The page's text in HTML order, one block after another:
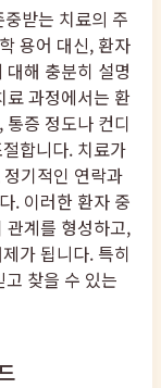
받는 치료의 주
용어 대신, 환자
해 충분히 설명
료 과정에서는 환
증 정도나 컨디
합니다. 치료가
기적인 연락과
. 이러한 환자 중
관계를 형성하고,
가 됩니다. 특히
찾을 수 있는